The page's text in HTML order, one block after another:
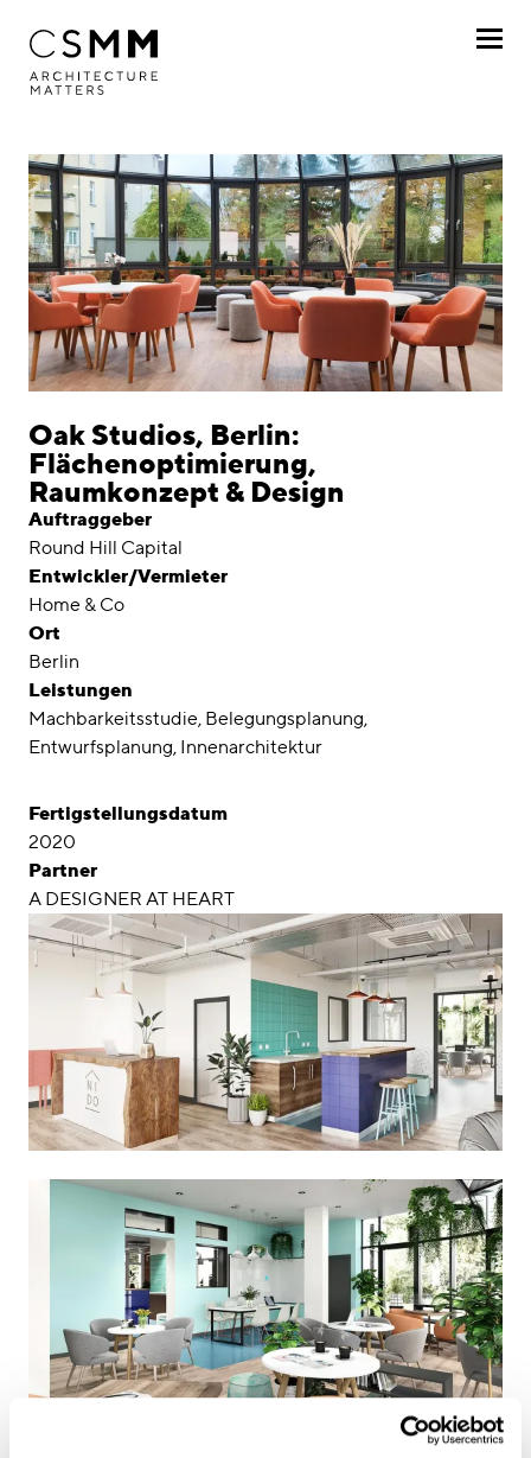
Profil
Leistungen
Projekte
Nach Kunde
Nach Projekt
Chronologisch
Journal
Awards
Karriere
Standorte
linkedininstagram
Impressum
Datenschutz
Oak Studios, Berlin:
Flächenoptimierung,
Raumkonzept & Design
Auftraggeber
Round Hill Capital
Entwickler/Vermieter
Home & Co
Ort
Berlin
Leistungen
Machbarkeitsstudie Belegungsplanung
Entwurfsplanung Innenarchitektur
Fertigstellungsdatum
2020
Partner
A DESIGNER AT HEART